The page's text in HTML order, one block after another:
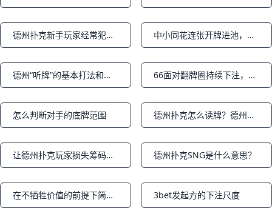
Notifications 德州扑克新手玩家经常犯的策略错误 Notifications 中小同花连张开牌进池，原来会让你掉进这么大的误区（德州扑克策略）
Notifications 德州“听牌”的基本打法和成牌概率（下篇） Notifications 66面对翻牌圈持续下注，怎么打
Notifications
怎么判断对手的底牌范围 Notifications 德州扑克怎么读牌？德州读牌技巧是什么？看完你也能掌握这种“超能力”
Notifications 让德州扑克玩家损失筹码的错误 Notifications
德州扑克SNG是什么意思？
Notifications 在不牺牲价值的前提下简化你的扑克策略 Notifications
3bet发起方的下注尺度